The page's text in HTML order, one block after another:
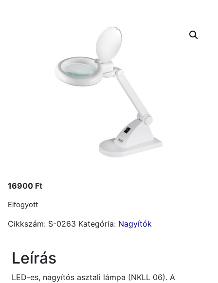
16900 Ft
Elfogyott
Cikkszám: S-0263 Kategória: Nagyítók
Leírás
LED-es, nagyítós asztali lámpa (NKLL 06). A